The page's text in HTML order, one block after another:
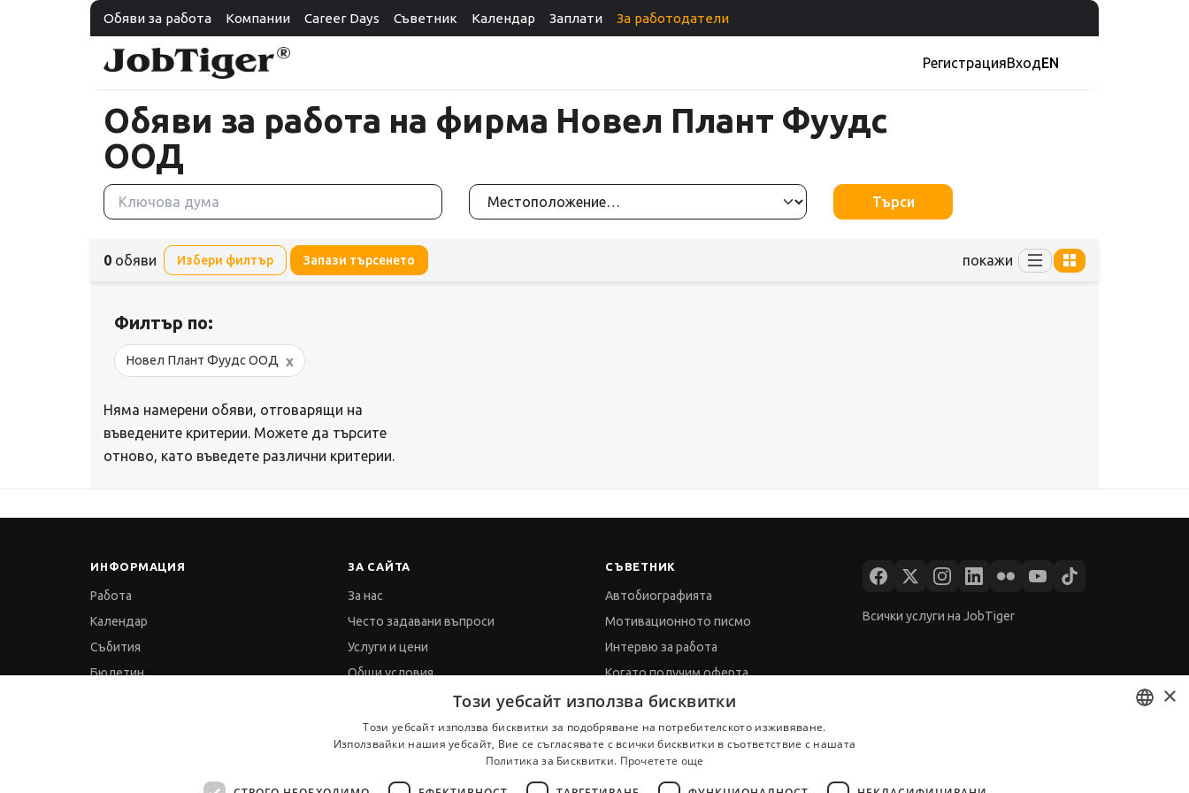
Обяви за работа Компании Career Days Съветник Календар Заплати За работодатели
РегистрацияВходEN
Обяви за работа на фирма Новел Плант Фуудс
ООД
Търси
0 обяви Избери филтър Запази търсенето покажи
Филтър по:
Новел Плант Фуудс ООД x
Няма намерени обяви, отговарящи на
въведените критерии. Можете да търсите
отново, като въведете различни критерии.
ИНФОРМАЦИЯ
Работа
Календар
Събития
Бюлетин
ЗА САЙТА
За нас
Често задавани въпроси
Услуги и цени
Общи условия
Политика за поверителност
Политика за бисквитките
GDPR и обработка на данни
СЪВЕТНИК
Автобиографията
Мотивационното писмо
Интервю за работа
Когато получим оферта
Препоръки
Vihra AI
За новодошли
Всички услуги на JobTiger
×
Този уебсайт използва бисквитки
Този уебсайт използва бисквитки за подобряване на потребителското изживяване.
Използвайки нашия уебсайт, Вие се съгласявате с всички бисквитки в съответствие с нашата
Политика за Бисквитки. Прочетете още